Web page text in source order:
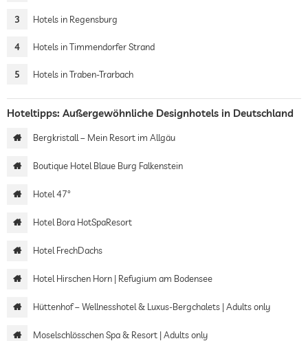
3 Hotels in Regensburg
4 Hotels in Timmendorfer Strand
5 Hotels in Traben-Trarbach
Hoteltipps: Außergewöhnliche Designhotels in Deutschland
Bergkristall – Mein Resort im Allgäu
Boutique Hotel Blaue Burg Falkenstein
Hotel 47°
Hotel Bora HotSpaResort
Hotel FrechDachs
Hotel Hirschen Horn | Refugium am Bodensee
Hüttenhof – Wellnesshotel & Luxus-Bergchalets | Adults only
Moselschlösschen Spa & Resort | Adults only